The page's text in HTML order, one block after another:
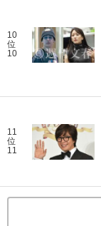
10
位
10
11
位
11